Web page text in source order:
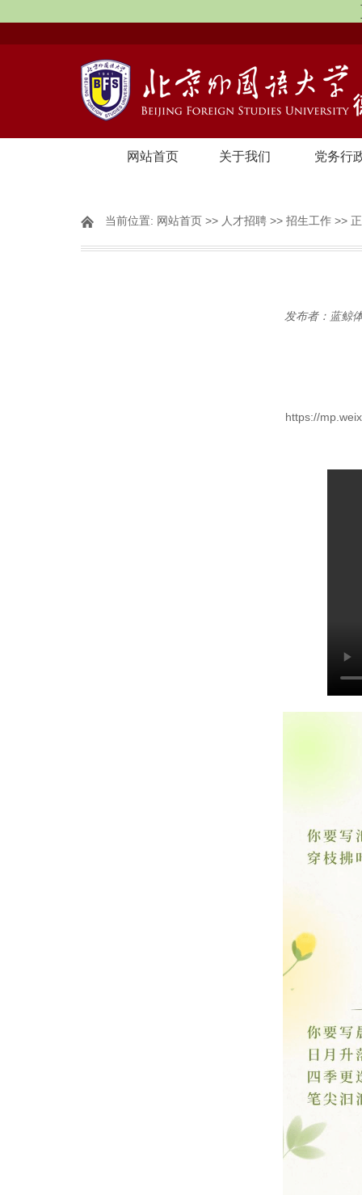
网站首页 关于我们 党务行
当前位置: 网站首页 >> 人才招聘 >> 招生工作 >>
发布者：蓝鲸
https://